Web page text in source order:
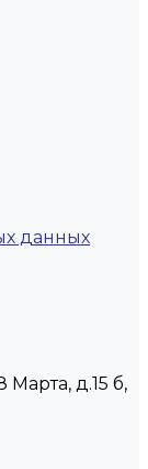
данных
Марта, д.15 б,